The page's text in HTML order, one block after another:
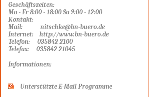
Geschäftszeiten:
Mo - Fr 8:00 - 18:00 Sa 9:00 - 12:00
Kontakt:
Mail: nitschke@bn-buero.de
Internet: http://www.bn-buero.de
Telefon: 035842 2100
Telefax: 035842 21045
Informationen:
Unterstützte E-Mail Programme